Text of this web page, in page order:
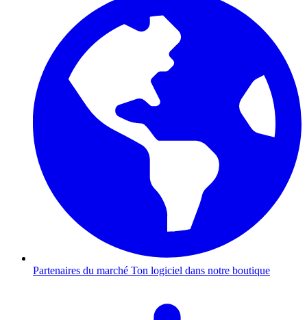
Partenaires du marché Ton logiciel dans notre boutique